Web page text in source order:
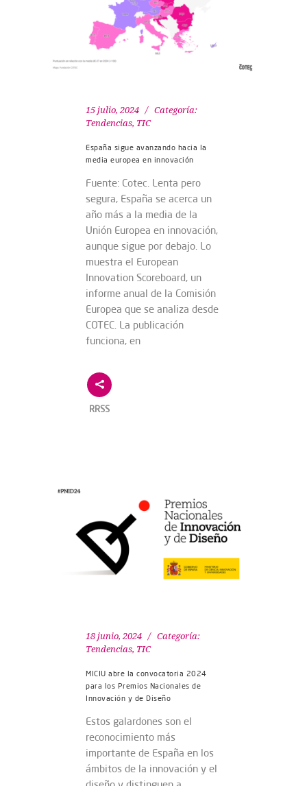
15 julio, 2024
Categoría:
Tendencias, TIC
España sigue avanzando hacia la
media europea en innovación
Fuente: Cotec. Lenta pero
segura, España se acerca un
año más a la media de la
Unión Europea en innovación,
aunque sigue por debajo. Lo
muestra el European
Innovation Scoreboard, un
informe anual de la Comisión
Europea que se analiza desde
COTEC. La publicación
funciona, en
RRSS
18 junio, 2024
Categoría:
Tendencias, TIC
MICIU abre la convocatoria 2024
para los Premios Nacionales de
Innovación y de Diseño
Estos galardones son el
reconocimiento más
importante de España en los
ámbitos de la innovación y el